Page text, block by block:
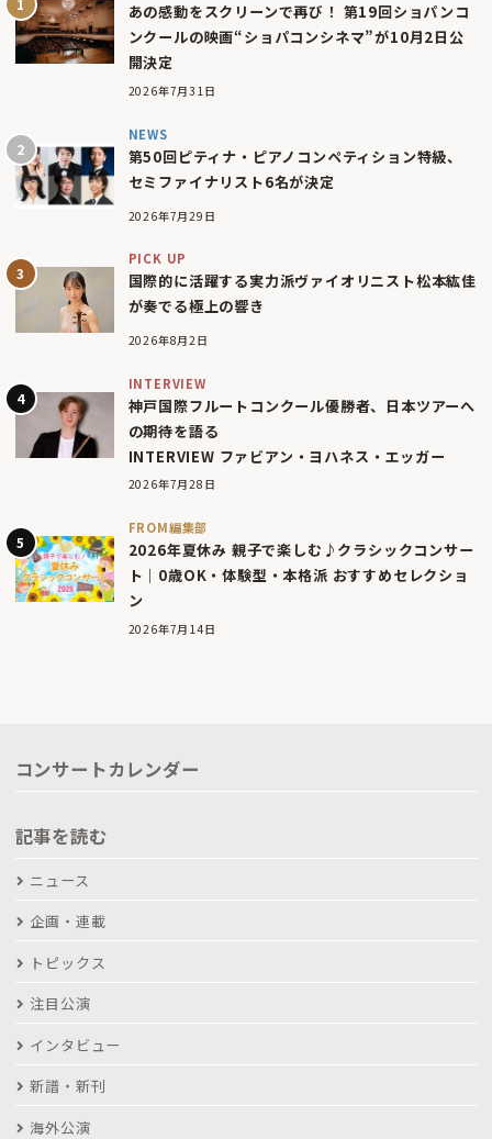
あの感動をスクリーンで再び！ 第19回ショパンコ
ンクールの映画“ショパコンシネマ”が10月2日公
開決定
2026年7月31日
NEWS
第50回ピティナ・ピアノコンペティション特級、
セミファイナリスト6名が決定
2026年7月29日
PICK UP
国際的に活躍する実力派ヴァイオリニスト松本紘佳
が奏でる極上の響き
2026年8月2日
INTERVIEW
神戸国際フルートコンクール優勝者、日本ツアーへ
の期待を語る
INTERVIEW ファビアン・ヨハネス・エッガー
2026年7月28日
FROM編集部
2026年夏休み 親子で楽しむ♪クラシックコンサー
ト｜0歳OK・体験型・本格派 おすすめセレクショ
ン
2026年7月14日
コンサートカレンダー
記事を読む
ニュース
企画・連載
トピックス
注目公演
インタビュー
新譜・新刊
海外公演